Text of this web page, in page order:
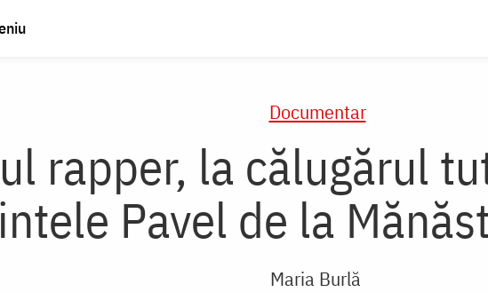
Documentar
rapper, la călugărul
Pavel de la
Maria Burlă